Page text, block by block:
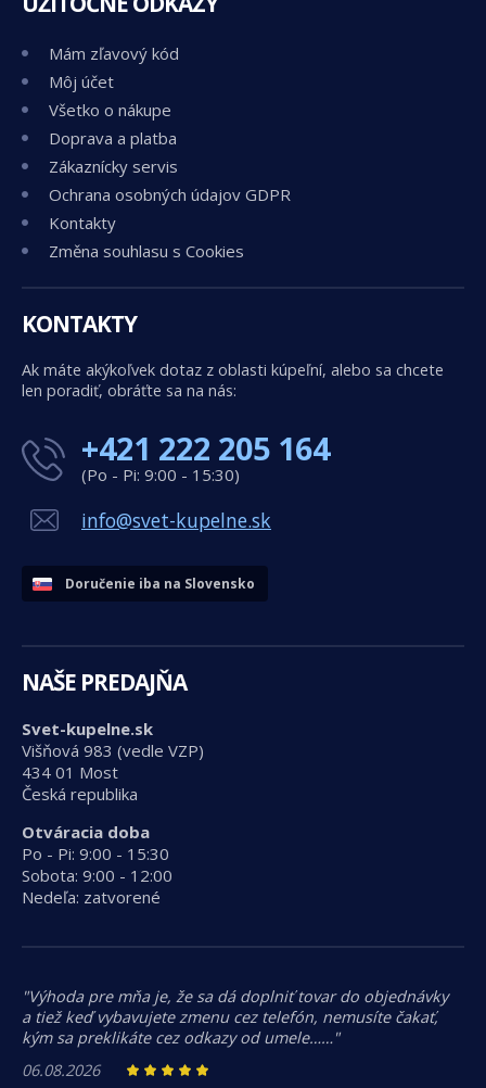
Mám zľavový kód
Môj účet
Všetko o nákupe
Doprava a platba
Zákaznícky servis
Ochrana osobných údajov GDPR
Kontakty
Změna souhlasu s Cookies
KONTAKTY
Ak máte akýkoľvek dotaz z oblasti kúpeľní, alebo sa chcete
len poradiť, obráťte sa na nás:
+421 222 205 164
(Po - Pi: 9:00 - 15:30)
info@svet-kupelne.sk
Doručenie iba na Slovensko
NAŠE PREDAJŇA
Svet-kupelne.sk
Višňová 983 (vedle VZP)
434 01 Most
Česká republika
Otváracia doba
Po - Pi: 9:00 - 15:30
Sobota: 9:00 - 12:00
Nedeľa: zatvorené
"Výhoda pre mňa je, že sa dá doplniť tovar do objednávky
a tiež keď vybavujete zmenu cez telefón, nemusíte čakať,
kým sa preklikáte cez odkazy od umele……"
06.08.2026